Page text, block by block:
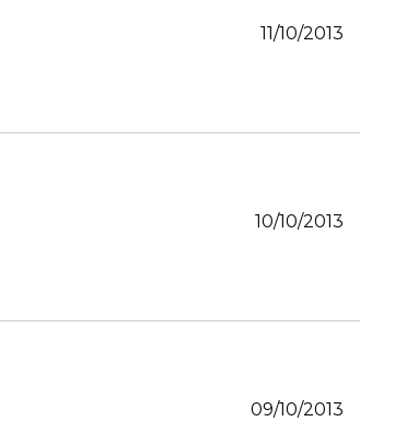
11/10/2013
10/10/2013
09/10/2013